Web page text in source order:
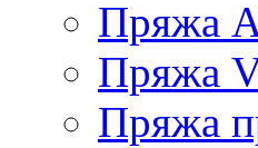
Пряжа
Пряжа
Пряжа